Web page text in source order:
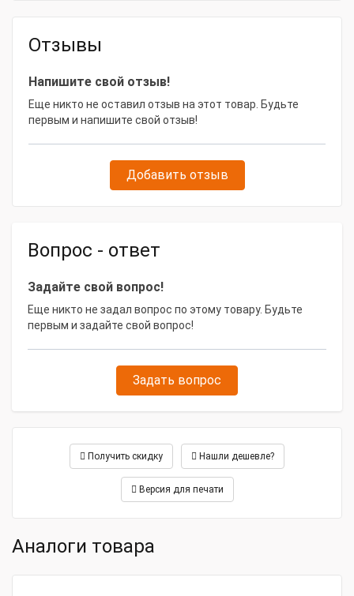
Отзывы
Напишите свой отзыв!
Еще никто не оставил отзыв на этот товар. Будьте
первым и напишите свой отзыв!
Добавить отзыв
Вопрос - ответ
Задайте свой вопрос!
Еще никто не задал вопрос по этому товару. Будьте
первым и задайте свой вопрос!
Задать вопрос
Получить скидку Нашли дешевле?
Версия для печати
Аналоги товара